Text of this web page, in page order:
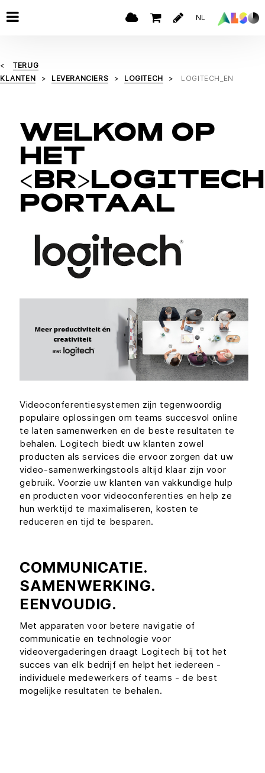
NL
TERUG
KLANTEN
LEVERANCIERS LOGITECH LOGITECH_EN
WELKOM OP
HET
PORTAAL
Videoconferentiesystemen zijn tegenwoordig
populaire oplossingen om teams succesvol online
te laten samenwerken en de beste resultaten te
behalen. Logitech biedt uw klanten zowel
producten als services die ervoor zorgen dat uw
video-samenwerkingstools altijd klaar zijn voor
gebruik. Voorzie uw klanten van vakkundige hulp
en producten voor videoconferenties en help ze
hun werktijd te maximaliseren, kosten te
reduceren en tijd te besparen.
COMMUNICATIE.
SAMENWERKING.
EENVOUDIG.
Met apparaten voor betere navigatie of
communicatie en technologie voor
videovergaderingen draagt Logitech bij tot het
succes van elk bedrijf en helpt het iedereen -
individuele medewerkers of teams - de best
mogelijke resultaten te behalen.